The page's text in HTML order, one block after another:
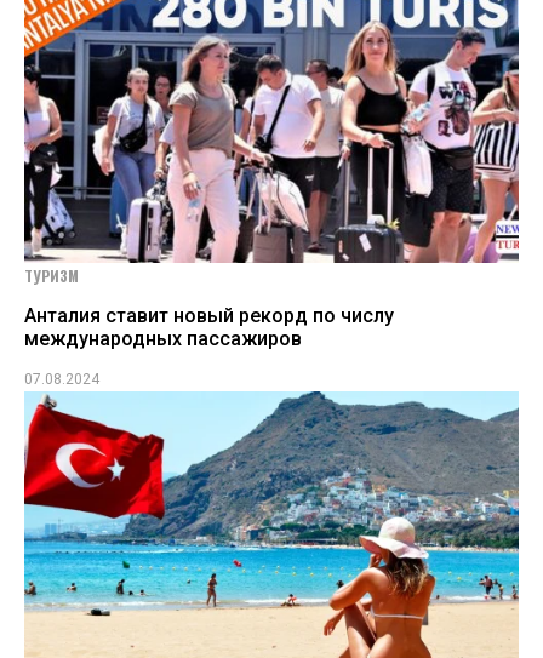
ТУРИЗМ
Анталия ставит новый рекорд по числу
международных пассажиров
07.08.2024